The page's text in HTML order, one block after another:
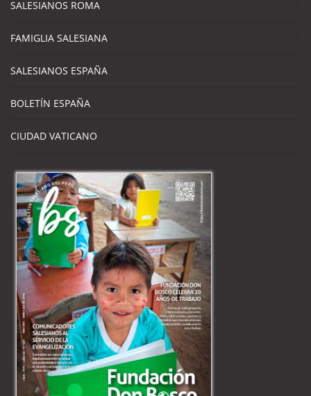
SALESIANOS ROMA
FAMIGLIA SALESIANA
SALESIANOS ESPAÑA
BOLETÍN ESPAÑA
CIUDAD VATICANO